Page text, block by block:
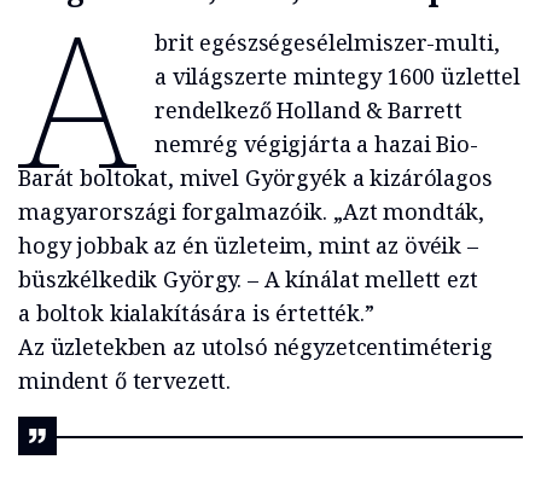
A
brit egészségesélelmiszer-multi,
a világszerte mintegy 1600 üzlettel
rendelkező Holland & Barrett
nemrég végigjárta a hazai Bio-
Barát boltokat, mivel Györgyék a kizárólagos
magyarországi forgalmazóik. „Azt mondták,
hogy jobbak az én üzleteim, mint az övéik –
büszkélkedik György. – A kínálat mellett ezt
a boltok kialakítására is értették.”
Az üzletekben az utolsó négyzetcentiméterig
mindent ő tervezett.